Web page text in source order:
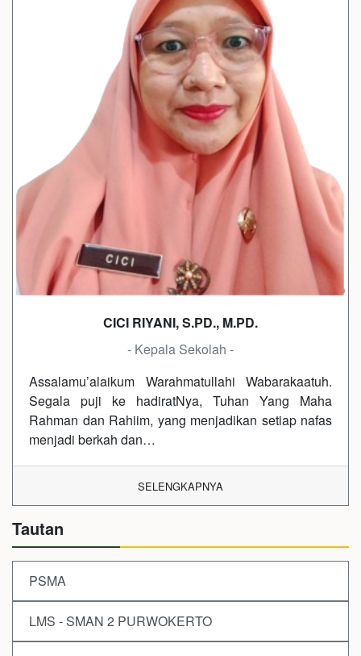
CICI RIYANI, S.PD., M.PD.
- Kepala Sekolah -
Assalamu’alaikum Warahmatullahi Wabarakaatuh.
Segala puji ke hadiratNya, Tuhan Yang Maha
Rahman dan Rahiim, yang menjadikan setiap nafas
menjadi berkah dan…
SELENGKAPNYA
Tautan
PSMA
LMS - SMAN 2 PURWOKERTO